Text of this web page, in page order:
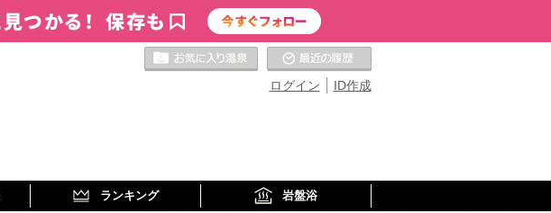
ID作成
ログイン
お気に入りの温泉
ランキング 岩盤浴